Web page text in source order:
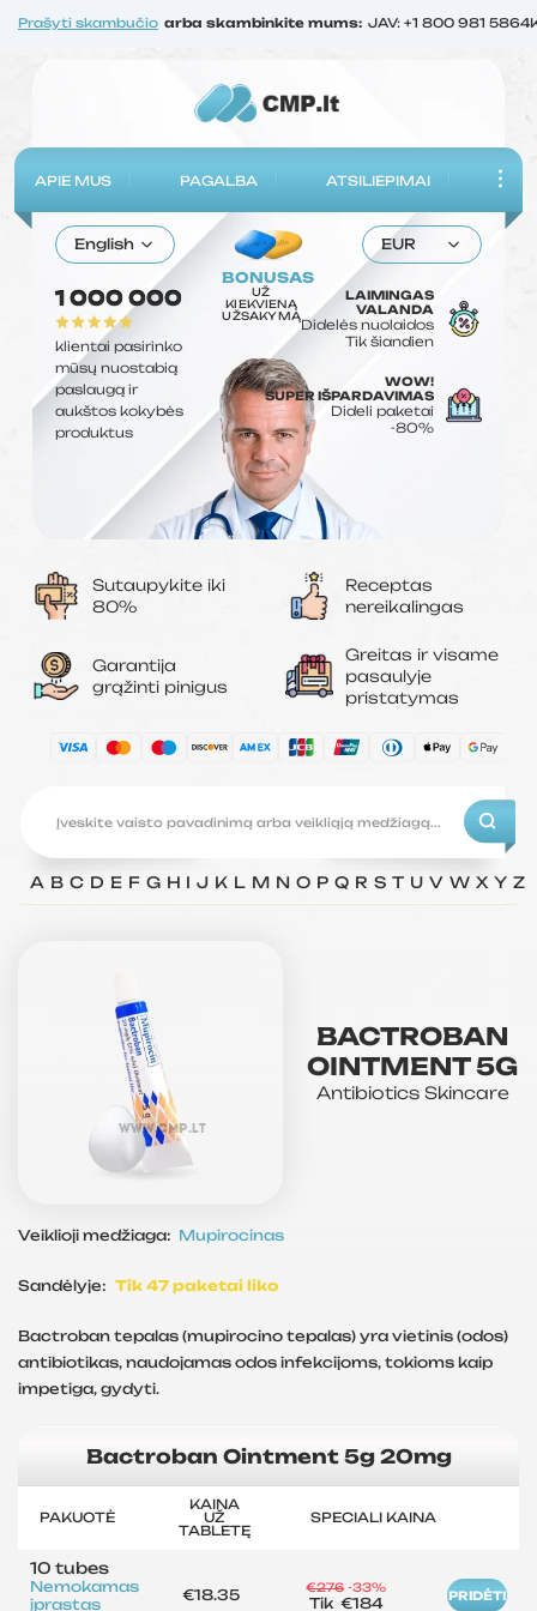
Prašyti skambučio arba skambinkite mums: JAV: +1 800 981 5864
APIE MUS PAGALBA ATSILIEPIMAI
BONUSAS
UŽ
KIEKVIENĄ
UŽSAKYMĄ
English EUR
1 000 000
klientai pasirinko
mūsų nuostabią
paslaugą ir
aukštos kokybės
produktus
LAIMINGAS
VALANDA
Didelės nuolaidos
Tik šiandien
WOW!
SUPER IŠPARDAVIMAS
Dideli paketai
-80%
Sutaupykite iki
80%
Receptas
nereikalingas
Garantija
grąžinti pinigus
Greitas ir visame
pasaulyje
pristatymas
A B C D E F G H I J K L M N O P Q R S T U V W X Y Z
BACTROBAN
OINTMENT 5G
Antibiotics Skincare
Veiklioji medžiaga: Mupirocinas
Sandėlyje: Tik 47 paketai liko
Bactroban tepalas (mupirocino tepalas) yra vietinis (odos)
antibiotikas, naudojamas odos infekcijoms, tokioms kaip
impetiga, gydyti.
Bactroban Ointment 5g 20mg
PAKUOTĖ
KAINA
UŽ
TABLETĘ
SPECIALI KAINA
10 tubes
Nemokamas
įprastas
€18.35 €276 -33%
Tik €184 PRIDĖTI